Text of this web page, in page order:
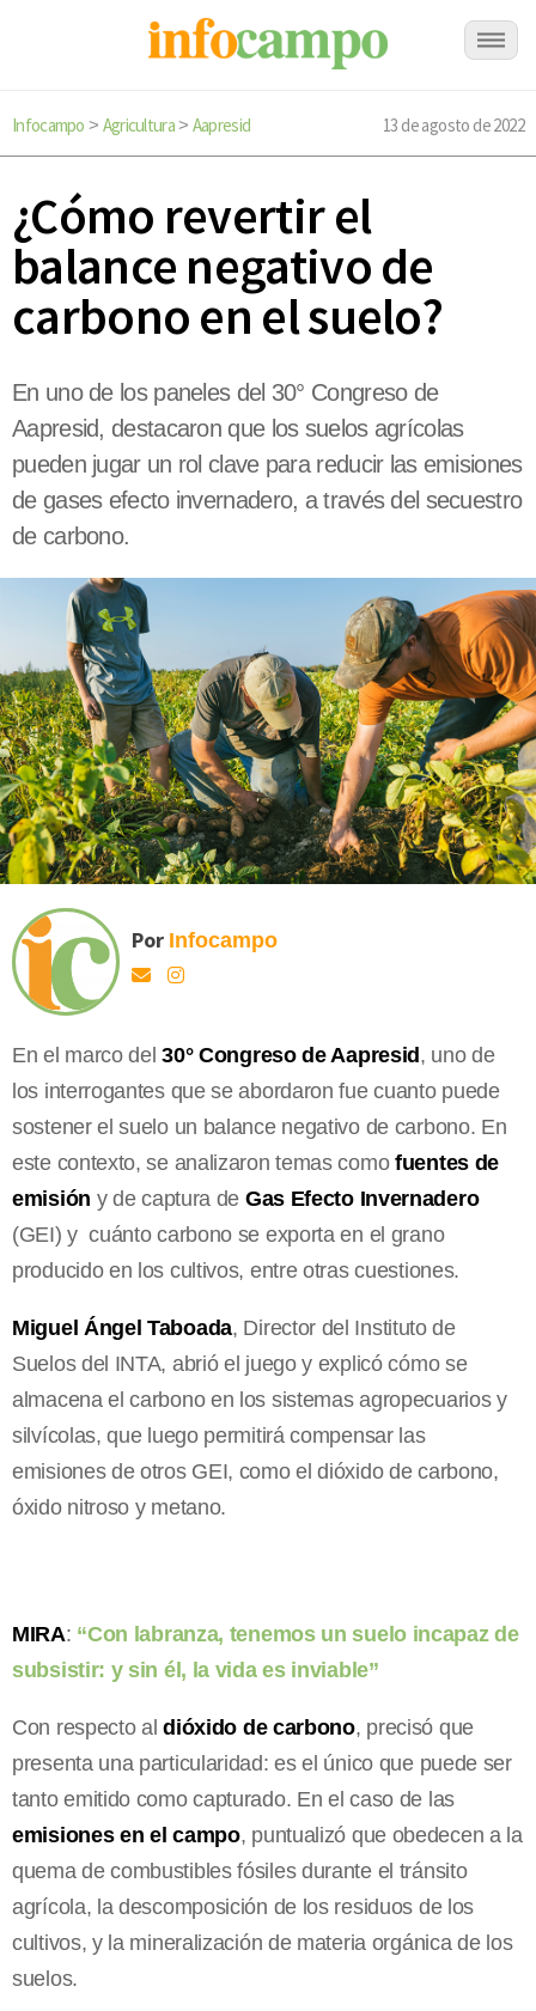
Infocampo > Agricultura> Aapresid 13 de agosto de 2022
¿Cómo revertir el
balance negativo de
carbono en el suelo?
En uno de los paneles del 30° Congreso de
Aapresid, destacaron que los suelos agrícolas
pueden jugar un rol clave para reducir las emisiones
de gases efecto invernadero, a través del secuestro
de carbono.
Por Infocampo
En el marco del30° Congreso de Aapresid, uno de
los interrogantes que se abordaron fue cuanto puede
sostener el suelo un balance negativo de carbono. En
este contexto, se analizaron temas comofuentes de
emisión y de captura de Gas Efecto Invernadero
(GEI) y cuánto carbono se exporta en el grano
producido en los cultivos, entre otras cuestiones.
Miguel Ángel Taboada, Director del Instituto de
Suelos del INTA, abrió el juego y explicó cómo se
almacena el carbono en los sistemas agropecuarios y
silvícolas, que luego permitirá compensar las
emisiones de otros GEI, como el dióxido de carbono,
óxido nitroso y metano.
MIRA: “Con labranza, tenemos un suelo incapaz de
subsistir: y sin él, la vida es inviable”
Con respecto aldióxido de carbono, precisó que
presenta una particularidad: es el único que puede ser
tanto emitido como capturado. En el caso de las
emisiones en el campo, puntualizó que obedecen a la
quema de combustibles fósiles durante el tránsito
agrícola, la descomposición de los residuos de los
cultivos, y la mineralización de materia orgánica de los
suelos.